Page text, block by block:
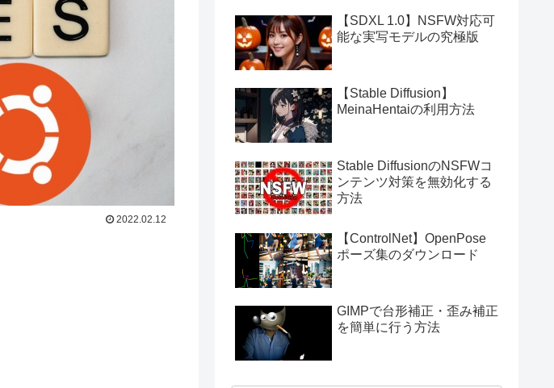
2022.02.12
【SDXL 1.0】NSFW対応可
能な実写モデルの究極版
【Stable Diffusion】
MeinaHentaiの利用方法
Stable DiffusionのNSFWコ
ンテンツ対策を無効化する
方法
【ControlNet】OpenPose
ポーズ集のダウンロード
GIMPで台形補正・歪み補正
を簡単に行う方法